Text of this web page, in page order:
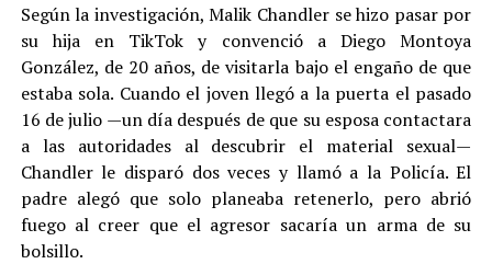
Según la investigación, Malik Chandler se hizo pasar por
su hija en TikTok y convenció a Diego Montoya
González, de 20 años, de visitarla bajo el engaño de que
estaba sola. Cuando el joven llegó a la puerta el pasado
16 de julio —un día después de que su esposa contactara
a las autoridades al descubrir el material sexual—
Chandler le disparó dos veces y llamó a la Policía. El
padre alegó que solo planeaba retenerlo, pero abrió
fuego al creer que el agresor sacaría un arma de su
bolsillo.